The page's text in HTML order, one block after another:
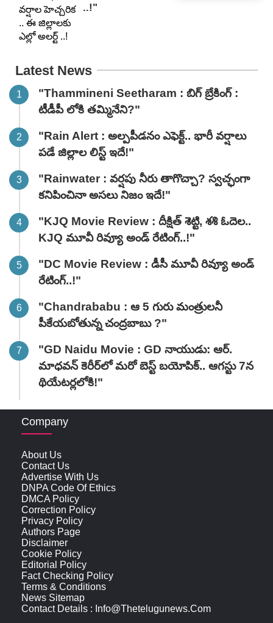
..!"
Latest News
"Thammineni Seetharam : బిగ్ బ్రేకింగ్ :
టీడీపీ లోకి తమ్మినేని?"
"Rain Alert : అల్పపీడనం ఎఫెక్ట్.. భారీ వర్షాలు
పడే జిల్లాల లిస్ట్ ఇదే!"
"Rainwater : వర్షపు నీరు తాగొచ్చా? స్వచ్ఛంగా
కనిపించినా అసలు నిజం ఇదే!"
"KJQ Movie Review : దీక్షిత్ శెట్టి, శశి ఓదెల..
KJQ మూవీ రివ్యూ అండ్ రేటింగ్‌..!"
"DC Movie Review : డీసీ మూవీ రివ్యూ అండ్
రేటింగ్‌..!"
"Chandrababu : ఆ 5 గురు మంత్రులనీ
పీకేయబోతున్న చంద్రబాబు ?"
"GD Naidu Movie : GD నాయుడు: ఆర్.
మాధవన్‌ కెరీర్‌లో మరో బెస్ట్ బయోపిక్.. ఆగస్టు 7న
థియేటర్లలోకి!"
Company
About Us
Contact Us
Advertise With Us
DNPA Code Of Ethics
DMCA Policy
Correction Policy
Privacy Policy
Authors Page
Disclaimer
Cookie Policy
Editorial Policy
Fact Checking Policy
Terms & Conditions
News Sitemap
Contact Details : Info@thetelugunews.com